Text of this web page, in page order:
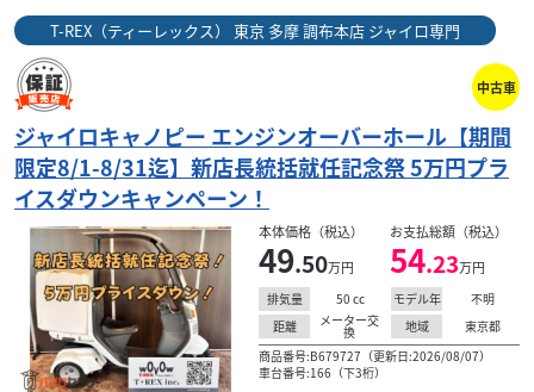
ホンダ T-REX（ティーレックス） 東京 多摩 調布本店 ジャイロ専門
ジャイロキャノピー エンジンOH 【期間限定8/1-8/31...
本体価格:49.50万円 （税込）
【期間限定8/1-8/31迄】 新店長統括就任記念祭！ 通常車両
価格から ★5万円プライスダウンキャンペーン★ 堂々の開
催です！ ※表示は値引後の価格...
T-REX（ティーレックス） 東京 多摩 調布本店 ジャイロ専門
中古車
ジャイロキャノピー エンジンオーバーホール【期間
限定8/1-8/31迄】新店長統括就任記念祭 5万円プラ
イスダウンキャンペーン！
本体価格（税込）
49.50万円
お支払総額（税込）
54.23万円
排気量 50 cc モデル年
不明
距離
メーター交
換 地域
東京都
商品番号:B679727（更新日:2026/08/07）
車台番号:166（下3桁）